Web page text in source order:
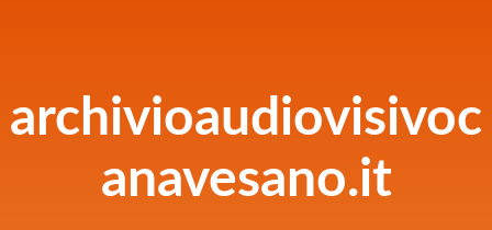
archivioaudiovisivoc
anavesano.it